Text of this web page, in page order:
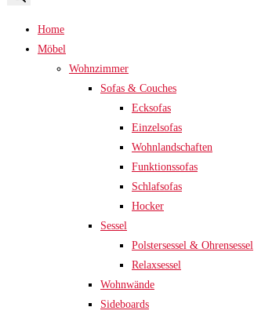
Home
Möbel
Wohnzimmer
Sofas & Couches
Ecksofas
Einzelsofas
Wohnlandschaften
Funktionssofas
Schlafsofas
Hocker
Sessel
Polstersessel & Ohrensessel
Relaxsessel
Wohnwände
Sideboards